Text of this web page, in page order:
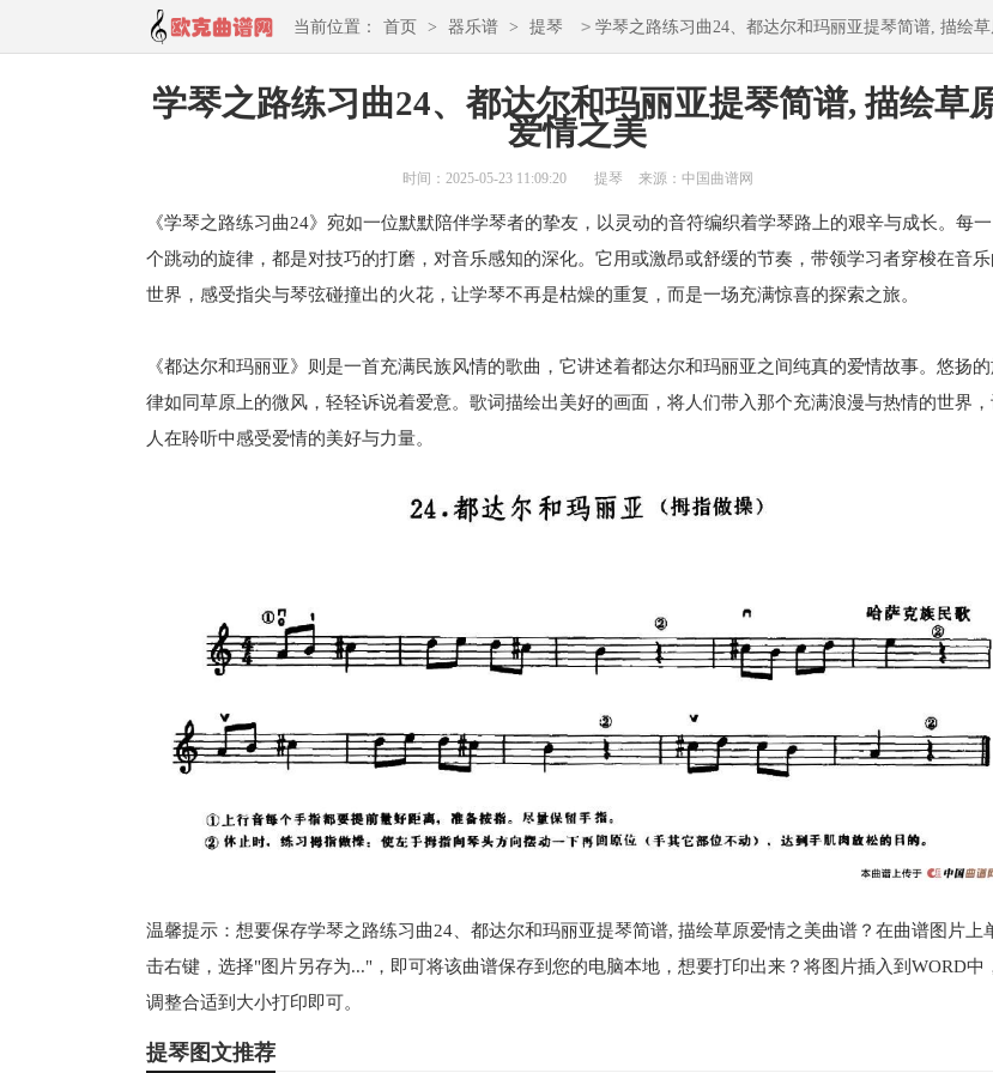
当前位置： 首页 > 器乐谱 > 提琴 > 学琴之路练习曲24、都达尔和玛丽亚提琴简谱, 描绘
学琴之路练习曲24、都达尔和玛丽亚提琴简谱, 描绘草
爱情之美
时间：2025-05-23 11:09:20 提琴 来源：中国曲谱网
《学琴之路练习曲24》宛如一位默默陪伴学琴者的挚友，以灵动的音符编织着学琴路上的艰辛与成长。每一
个跳动的旋律，都是对技巧的打磨，对音乐感知的深化。它用或激昂或舒缓的节奏，带领学习者穿梭在音乐
世界，感受指尖与琴弦碰撞出的火花，让学琴不再是枯燥的重复，而是一场充满惊喜的探索之旅。
《都达尔和玛丽亚》则是一首充满民族风情的歌曲，它讲述着都达尔和玛丽亚之间纯真的爱情故事。悠扬的
律如同草原上的微风，轻轻诉说着爱意。歌词描绘出美好的画面，将人们带入那个充满浪漫与热情的世界，
人在聆听中感受爱情的美好与力量。
温馨提示：想要保存学琴之路练习曲24、都达尔和玛丽亚提琴简谱, 描绘草原爱情之美曲谱？在曲谱图片上
击右键，选择"图片另存为..."，即可将该曲谱保存到您的电脑本地，想要打印出来？将图片插入到WORD中
调整合适到大小打印即可。
提琴图文推荐